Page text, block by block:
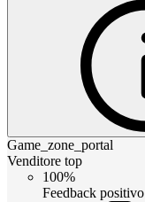
Game_zone_portal
Venditore top
100%
Feedback positivo